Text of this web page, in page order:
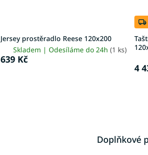
Jersey prostěradlo Reese 120x200
Skladem | Odesíláme do 24h (1 ks)
639 Kč
4
Doplňkové